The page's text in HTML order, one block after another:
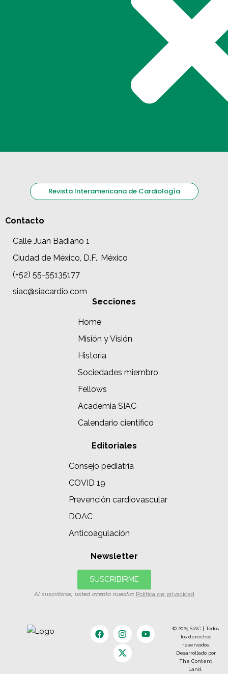
Revista Interamericana de Cardiología
Contacto
Calle Juan Badiano 1
Ciudad de México, D.F., México
(+52) 55-55135177
siac@siacardio.com
Secciones
Home
Misión y Visión
Historia
Sociedades miembro
Fellows
Academia SIAC
Calendario científico
Editoriales
Consejo pediatría
COVID 19
Prevención cardiovascular
DOAC
Anticoagulación
Newsletter
SUSCRIBIRME
Al suscribirse, usted acepta nuestra Política de privacidad
© 2025 SIAC | Todos
los derechos
reservados.
Desarrollado por
The Content
Land.